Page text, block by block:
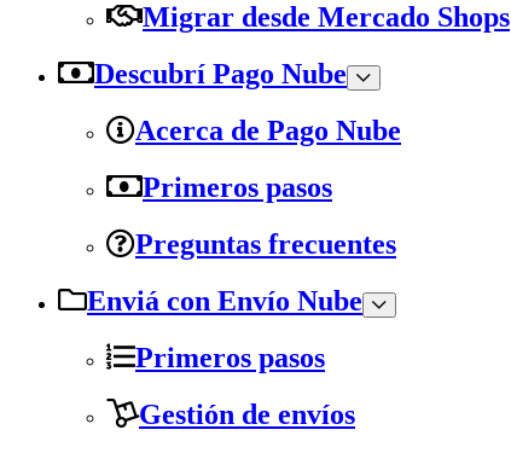
Migrar desde Mercado Shops
Descubrí Pago Nube
Acerca de Pago Nube
Primeros pasos
Preguntas frecuentes
Enviá con Envío Nube
Primeros pasos
Gestión de envíos